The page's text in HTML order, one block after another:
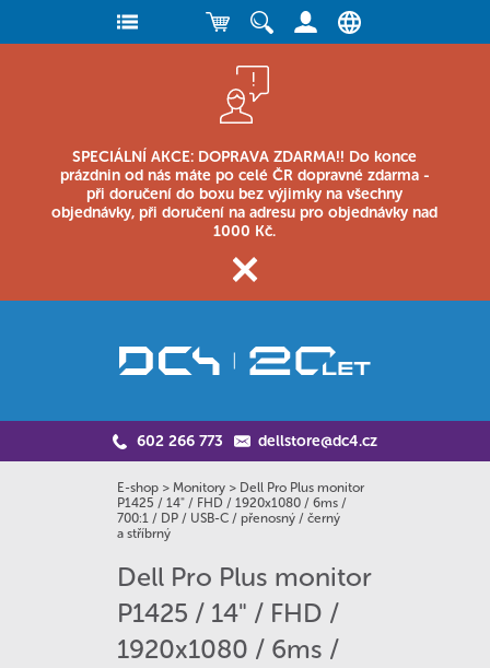
SPECIÁLNÍ AKCE: DOPRAVA ZDARMA!! Do konce
prázdnin od nás máte po celé ČR dopravné zdarma -
při doručení do boxu bez výjimky na všechny
objednávky, při doručení na adresu pro objednávky nad
1000 Kč.
602 266 773 dellstore@dc4.cz
E-shop > Monitory > Dell Pro Plus monitor
P1425 / 14" / FHD / 1920x1080 / 6ms /
700:1 / DP / USB-C / přenosný / černý
a stříbrný
Dell Pro Plus monitor
P1425 / 14" / FHD /
1920x1080 / 6ms /